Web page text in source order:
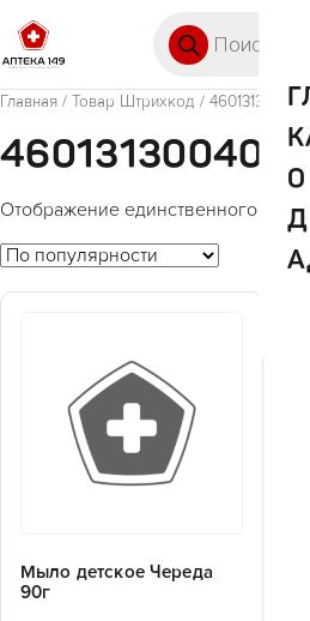
Главная / Товар Штрихкод /
Отображение единственного
Мыло детское Череда
90г